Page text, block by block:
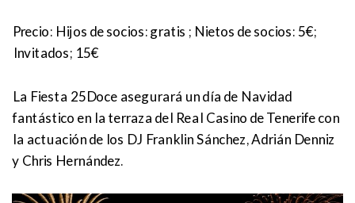
Precio: Hijos de socios: gratis ; Nietos de socios: 5€;
Invitados; 15€
La Fiesta 25Doce asegurará un día de Navidad
fantástico en la terraza del Real Casino de Tenerife con
la actuación de los DJ Franklin Sánchez, Adrián Denniz
y Chris Hernández.